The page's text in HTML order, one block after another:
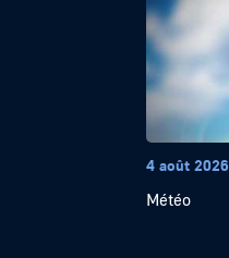
4 août 2026
Météo